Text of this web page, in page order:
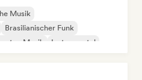
Musik
Brasilianischer Funk
Musik Instrumental